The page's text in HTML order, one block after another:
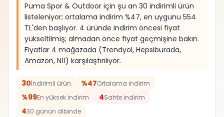
Puma Spor & Outdoor için şu an 30 indirimli ürün
listeleniyor; ortalama indirim %47, en uygunu 554
TL'den başlıyor. 4 üründe indirim öncesi fiyat
yükseltilmiş; almadan önce fiyat geçmişine bakın.
Fiyatlar 4 mağazada (Trendyol, Hepsiburada,
Amazon, N11) karşılaştırılıyor.
30İndirimli ürün %47Ortalama indirim
%99En yüksek indirim 4Sahte indirim
430 günün dibinde